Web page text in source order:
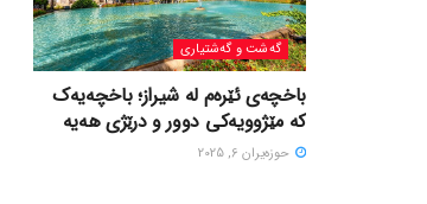
گه‌شت و گه‌شتیاری
باخچەی ئێرەم لە شیراز؛ باخچەیەک
کە مێژوویەکی دوور و درێژی هەیە
حوزه‌یران 6, 2025